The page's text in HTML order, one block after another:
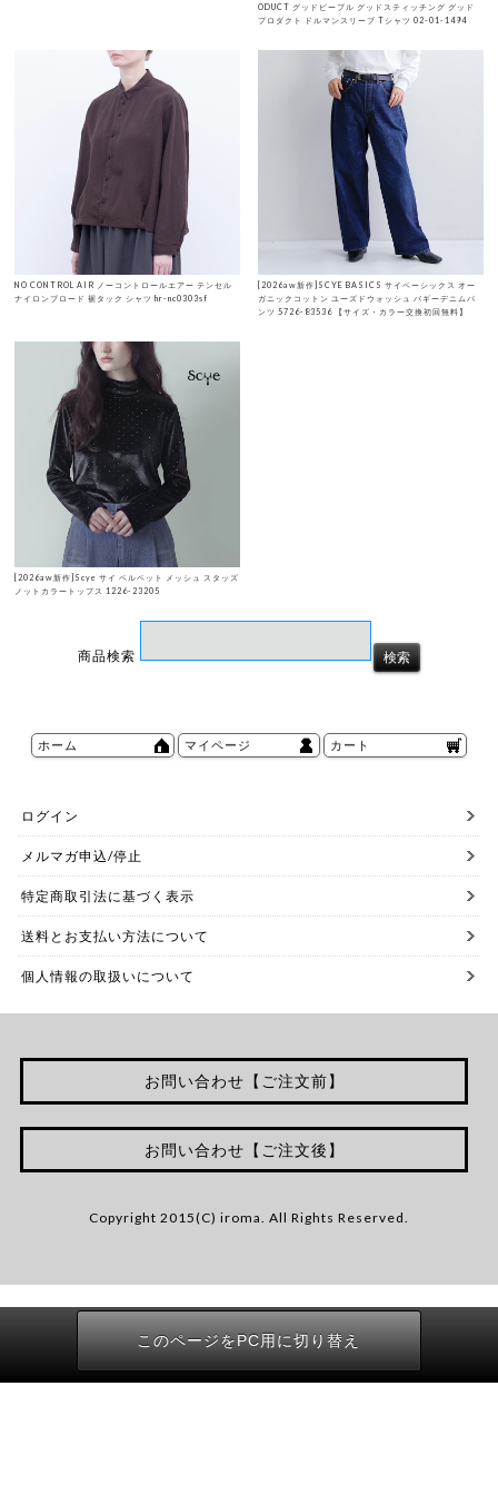
ODUCT グッドピープル グッドスティッチング グッド
プロダクト ドルマンスリーブ Tシャツ 02-01-1494
NO CONTROL AIR ノーコントロールエアー テンセル
ナイロンブロード 裾タック シャツ hr-nc0303sf
[2026aw新作]SCYE BASICS サイベーシックス オー
ガニックコットン ユーズドウォッシュ バギーデニムパ
ンツ 5726-83536 【サイズ・カラー交換初回無料】
[2026aw新作]Scye サイ ベルベット メッシュ スタッズ
ノットカラートップス 1226-23205
商品検索
ホーム マイページ カート
ログイン
メルマガ申込/停止
特定商取引法に基づく表示
送料とお支払い方法について
個人情報の取扱いについて
お問い合わせ【ご注文前】
お問い合わせ【ご注文後】
Copyright 2015(C) iroma. All Rights Reserved.
このページをPC用に切り替え